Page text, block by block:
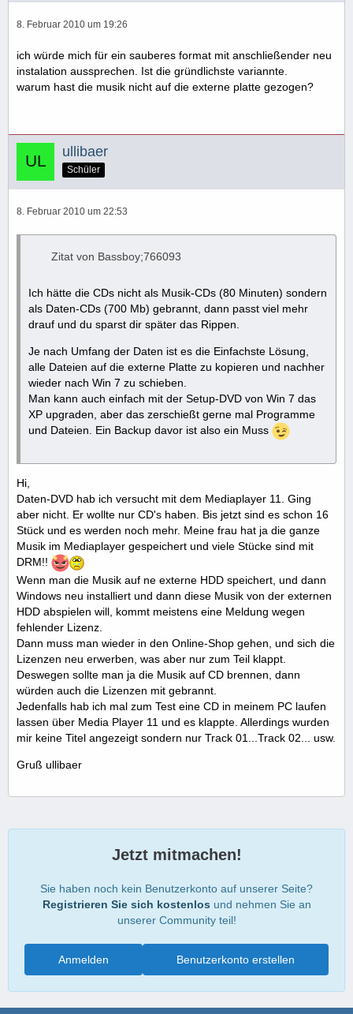
8. Februar 2010 um 19:26
ich würde mich für ein sauberes format mit anschließender neu
instalation aussprechen. Ist die gründlichste variannte.
warum hast die musik nicht auf die externe platte gezogen?
ullibaer
Schüler
8. Februar 2010 um 22:53
Zitat von Bassboy;766093
Ich hätte die CDs nicht als Musik-CDs (80 Minuten) sondern
als Daten-CDs (700 Mb) gebrannt, dann passt viel mehr
drauf und du sparst dir später das Rippen.
Je nach Umfang der Daten ist es die Einfachste Lösung,
alle Dateien auf die externe Platte zu kopieren und nachher
wieder nach Win 7 zu schieben.
Man kann auch einfach mit der Setup-DVD von Win 7 das
XP upgraden, aber das zerschießt gerne mal Programme
und Dateien. Ein Backup davor ist also ein Muss
Hi,
Daten-DVD hab ich versucht mit dem Mediaplayer 11. Ging
aber nicht. Er wollte nur CD's haben. Bis jetzt sind es schon 16
Stück und es werden noch mehr. Meine frau hat ja die ganze
Musik im Mediaplayer gespeichert und viele Stücke sind mit
DRM!!
Wenn man die Musik auf ne externe HDD speichert, und dann
Windows neu installiert und dann diese Musik von der externen
HDD abspielen will, kommt meistens eine Meldung wegen
fehlender Lizenz.
Dann muss man wieder in den Online-Shop gehen, und sich die
Lizenzen neu erwerben, was aber nur zum Teil klappt.
Deswegen sollte man ja die Musik auf CD brennen, dann
würden auch die Lizenzen mit gebrannt.
Jedenfalls hab ich mal zum Test eine CD in meinem PC laufen
lassen über Media Player 11 und es klappte. Allerdings wurden
mir keine Titel angezeigt sondern nur Track 01...Track 02... usw.
Gruß ullibaer
Jetzt mitmachen!
Sie haben noch kein Benutzerkonto auf unserer Seite?
Registrieren Sie sich kostenlos und nehmen Sie an
unserer Community teil!
Benutzerkonto erstellen
Anmelden